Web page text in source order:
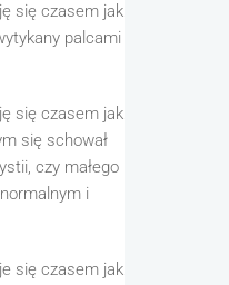
ę się czasem jak
palcami
ę się czasem jak
się schował
, czy małego
i
się czasem jak